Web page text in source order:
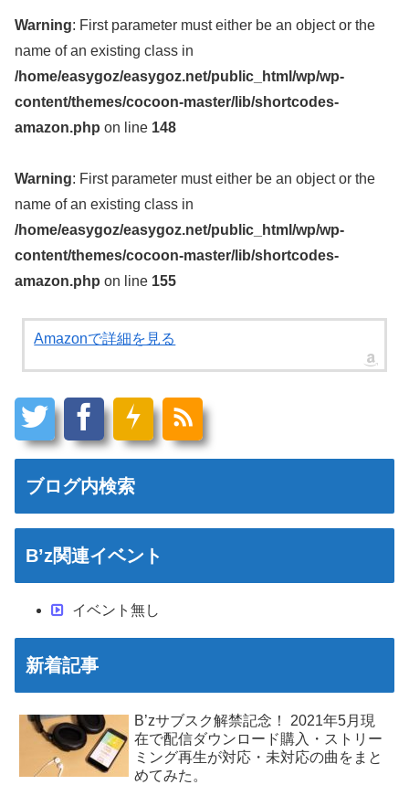
Warning: First parameter must either be an object or the
name of an existing class in
/home/easygoz/easygoz.net/public_html/wp/wp-
content/themes/cocoon-master/lib/shortcodes-
amazon.php on line 148
Warning: First parameter must either be an object or the
name of an existing class in
/home/easygoz/easygoz.net/public_html/wp/wp-
content/themes/cocoon-master/lib/shortcodes-
amazon.php on line 155
Amazonで詳細を見る
ブログ内検索
B’z関連イベント
イベント無し
新着記事
B’zサブスク解禁記念！ 2021年5月現
在で配信ダウンロード購入・ストリー
ミング再生が対応・未対応の曲をまと
めてみた。